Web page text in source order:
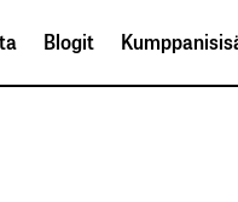
Blogit